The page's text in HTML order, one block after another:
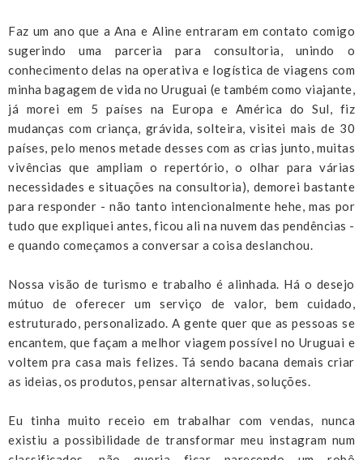
Faz um ano que a Ana e Aline entraram em contato comigo
sugerindo uma parceria para consultoria, unindo o
conhecimento delas na operativa e logística de viagens com
minha bagagem de vida no Uruguai (e também como viajante,
já morei em 5 países na Europa e América do Sul, fiz
mudanças com criança, grávida, solteira, visitei mais de 30
países, pelo menos metade desses com as crias junto, muitas
vivências que ampliam o repertório, o olhar para várias
necessidades e situações na consultoria), demorei bastante
para responder - não tanto intencionalmente hehe, mas por
tudo que expliquei antes, ficou ali na nuvem das pendências -
e quando começamos a conversar a coisa deslanchou.
Nossa visão de turismo e trabalho é alinhada. Há o desejo
mútuo de oferecer um serviço de valor, bem cuidado,
estruturado, personalizado. A gente quer que as pessoas se
encantem, que façam a melhor viagem possível no Uruguai e
voltem pra casa mais felizes. Tá sendo bacana demais criar
as ideias, os produtos, pensar alternativas, soluções.
Eu tinha muito receio em trabalhar com vendas, nunca
existiu a possibilidade de transformar meu instagram num